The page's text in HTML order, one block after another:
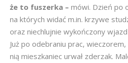
że to fuszerka – mówi. Dzień po
na których widać m.in. krzywe
oraz niechlujnie wykończony
Już po odebraniu prac,
nią mieszkaniec urwał zderzak.